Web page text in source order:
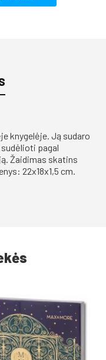
knygelėje. Ją sudaro
pagal
Žaidimas skatins
22x18x1,5 cm.